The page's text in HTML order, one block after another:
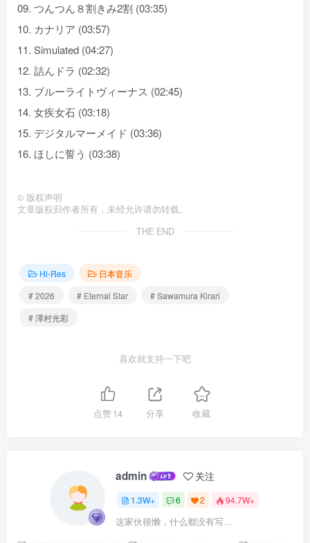
09. つんつん８割きみ2割 (03:35)
10. カナリア (03:57)
11. Simulated (04:27)
12. 詰んドラ (02:32)
13. ブルーライトヴィーナス (02:45)
14. 女疾女石 (03:18)
15. デジタルマーメイド (03:36)
16. ほしに誓う (03:38)
© 版权声明
文章版权归作者所有，未经允许请勿转载。
THE END
Hi-Res
日本音乐
# 2026
# Eternal Star
# Sawamura Kirari
# 澤村光彩
喜欢就支持一下吧
点赞14 分享 收藏
admin 关注
1.3W+ 6 2 94.7W+
这家伙很懒，什么都没有写...